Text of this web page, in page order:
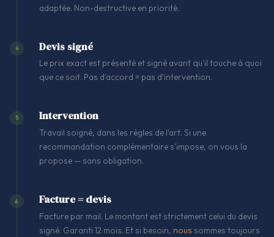
adaptée. Non-destructive en priorité.
4 Devis signé
Le prix exact est présenté et signé avant qu'il touche à quoi
que ce soit. Pas d'accord = pas d'intervention.
5 Intervention
Travail soigné, dans les règles de l'art. Si une
recommandation complémentaire s'impose, on vous la
propose — sans obligation.
6 Facture = devis
Facture par mail. Le montant est strictement celui du devis
signé. Garanti 12 mois. Et si besoin, nous sommes toujours